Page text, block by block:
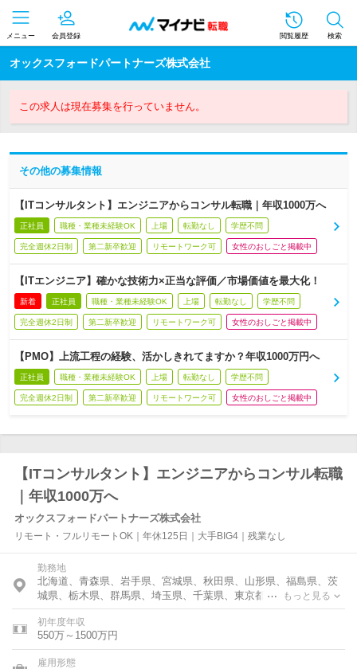
メニュー 会員登録 閲覧履歴 検索
オックスフォードパートナーズ株式会社
この求人は現在募集を行っていません。
その他の募集情報
【ITコンサルタント】エンジニアからコンサル転職｜年収1000万へ
正社員 職種・業種未経験OK 上場 転勤なし 学歴不問
完全週休2日制 第二新卒歓迎 リモートワーク可 女性のおしごと掲載中
【ITエンジニア】確かな技術力×正当な評価／市場価値を最大化！
新着 正社員 職種・業種未経験OK 上場 転勤なし 学歴不問
完全週休2日制 第二新卒歓迎 リモートワーク可 女性のおしごと掲載中
【PMO】上流工程の経験、活かしきれてますか？年収1000万円へ
正社員 職種・業種未経験OK 上場 転勤なし 学歴不問
完全週休2日制 第二新卒歓迎 リモートワーク可 女性のおしごと掲載中
【ITコンサルタント】エンジニアからコンサル転職
｜年収1000万へ
オックスフォードパートナーズ株式会社
リモート・フルリモートOK｜年休125日｜大手BIG4｜残業なし
勤務地
北海道、青森県、岩手県、宮城県、秋田県、山形県、福島県、茨
城県、栃木県、群馬県、埼玉県、千葉県、東京都、神奈川県、富
山県、石川県、福井県、新潟県、山梨県、長野県、岐阜県、静岡
県、愛知県、三重県、滋賀県、京都府、大阪府、兵庫県、奈良
県、和歌山県、鳥取県、島根県、岡山県、広島県、山口県、徳島
県、香川県、愛媛県、高知県、福岡県、佐賀県、長崎県、熊本
もっと見る
初年度年収
550万～1500万円
雇用形態